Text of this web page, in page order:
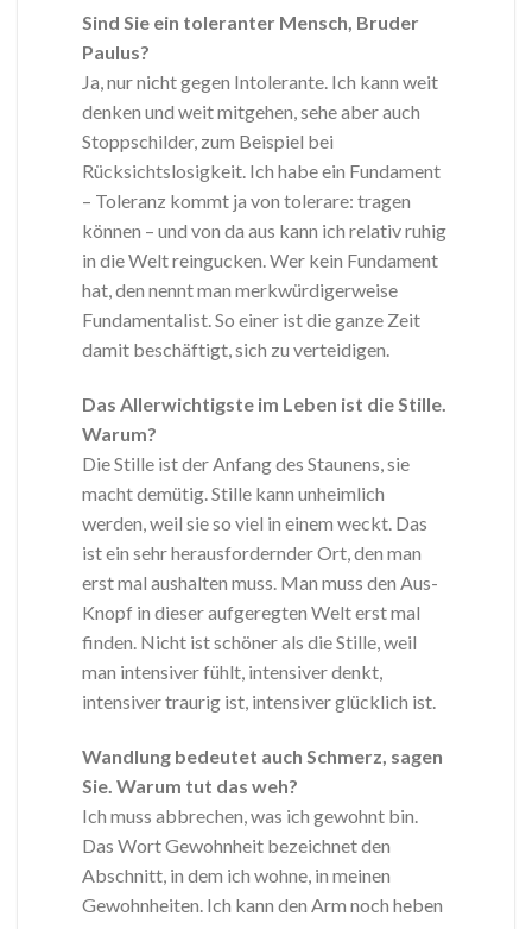
Sind Sie ein toleranter Mensch, Bruder
Paulus?
Ja, nur nicht gegen Intolerante. Ich kann weit
denken und weit mitgehen, sehe aber auch
Stoppschilder, zum Beispiel bei
Rücksichtslosigkeit. Ich habe ein Fundament
– Toleranz kommt ja von tolerare: tragen
können – und von da aus kann ich relativ ruhig
in die Welt reingucken. Wer kein Fundament
hat, den nennt man merkwürdigerweise
Fundamentalist. So einer ist die ganze Zeit
damit beschäftigt, sich zu verteidigen.
Das Allerwichtigste im Leben ist die Stille.
Warum?
Die Stille ist der Anfang des Staunens, sie
macht demütig. Stille kann unheimlich
werden, weil sie so viel in einem weckt. Das
ist ein sehr herausfordernder Ort, den man
erst mal aushalten muss. Man muss den Aus-
Knopf in dieser aufgeregten Welt erst mal
finden. Nicht ist schöner als die Stille, weil
man intensiver fühlt, intensiver denkt,
intensiver traurig ist, intensiver glücklich ist.
Wandlung bedeutet auch Schmerz, sagen
Sie. Warum tut das weh?
Ich muss abbrechen, was ich gewohnt bin.
Das Wort Gewohnheit bezeichnet den
Abschnitt, in dem ich wohne, in meinen
Gewohnheiten. Ich kann den Arm noch heben